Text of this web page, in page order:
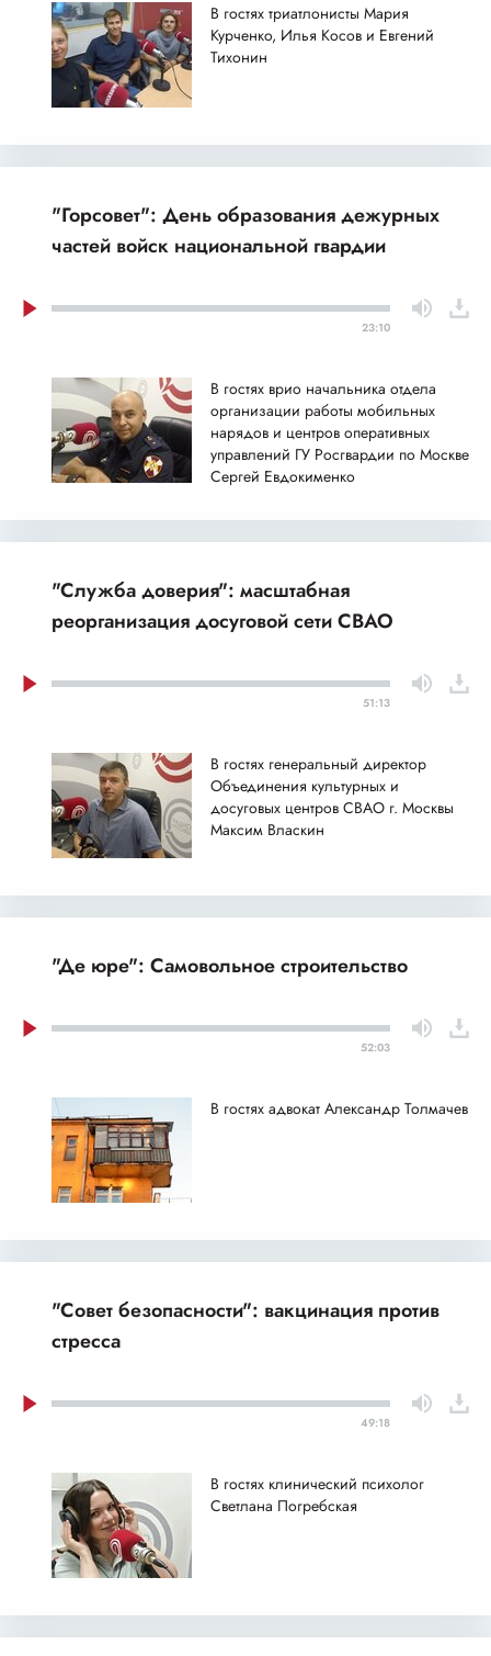
В гостях триатлонисты Мария
Курченко, Илья Косов и Евгений
Тихонин
"Горсовет": День образования дежурных
частей войск национальной гвардии
23:10
В гостях врио начальника отдела
организации работы мобильных
нарядов и центров оперативных
управлений ГУ Росгвардии по Москве
Сергей Евдокименко
"Служба доверия": масштабная
реорганизация досуговой сети СВАО
51:13
В гостях генеральный директор
Объединения культурных и
досуговых центров СВАО г. Москвы
Максим Власкин
"Де юре": Самовольное строительство
52:03
В гостях адвокат Александр Толмачев
"Совет безопасности": вакцинация против
стресса
49:18
В гостях клинический психолог
Светлана Погребская